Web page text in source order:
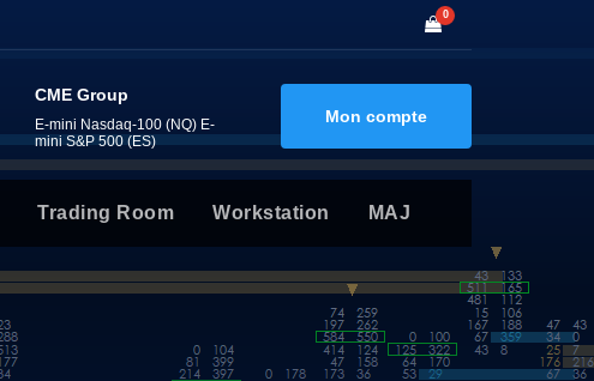
0
CME Group
E-mini Nasdaq-100 (NQ) E-
mini S&P 500 (ES)
Mon compte
Trading Room Workstation MAJ